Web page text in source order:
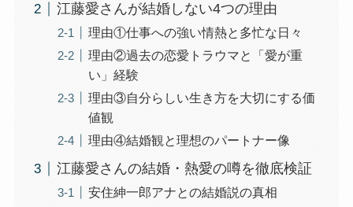
江藤愛さんが結婚しない4つの理由
理由①仕事への強い情熱と多忙な日々
理由②過去の恋愛トラウマと「愛が重
い」経験
理由③自分らしい生き方を大切にする価
値観
理由④結婚観と理想のパートナー像
江藤愛さんの結婚・熱愛の噂を徹底検証
安住紳一郎アナとの結婚説の真相